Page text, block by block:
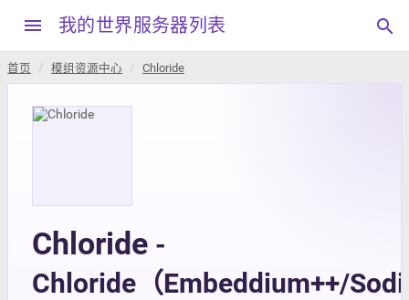
menu 我的世界服务器列表 search
首页 模组资源中心 Chloride
Chloride -
Chloride（Embeddium++/